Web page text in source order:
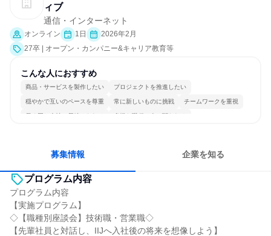
ィブ
通信・インターネット
オンライン 1日
2026年2月
27卒 | オープン・カンパニー&キャリア教育等
こんな人におすすめ
商品・サービスを製作したい プロジェクトを推進したい
穏やかで互いのペースを尊重 常に新しいものに挑戦 チームワークを重視
長く同じ会社に居続けられる 多様な職種の人と関われる
募集情報 企業を知る
プログラム内容
プログラム内容
【実施プログラム】
◇【職種別座談会】技術職・営業職◇
【先輩社員と対話し、IIJへ入社後の将来を想像しよう】